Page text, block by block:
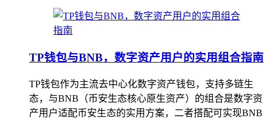
TP钱包与BNB，数字资产用户的实用组合指南
TP钱包作为主流去中心化数字资产钱包，支持多链生
态，与BNB（币安生态核心原生资产）的组合是数字资
产用户适配币安生态的实用方案，二者搭配可实现BNB